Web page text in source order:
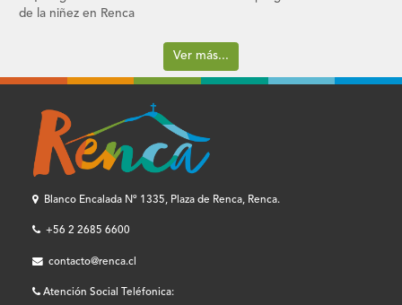
de la niñez en Renca
Ver más...
Blanco Encalada Nº 1335, Plaza de Renca, Renca.
+56 2 2685 6600
contacto@renca.cl
Atención Social Teléfonica: